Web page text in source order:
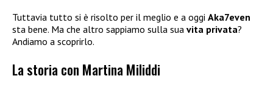
Tuttavia tutto si è risolto per il meglio e a oggi Aka7even
sta bene. Ma che altro sappiamo sulla sua vita privata?
Andiamo a scoprirlo.
La storia con Martina Miliddi